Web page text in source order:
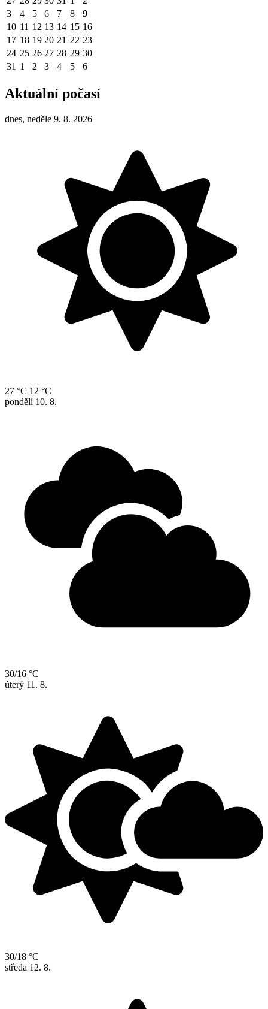
3
4 5 6 7 8
9
10 11 12 13 14 15 16
17 18 19 20 21 22 23
24 25 26 27 28 29 30
31 1 2 3 4 5 6
Aktuální počasí
dnes, neděle 9. 8. 2026
27 °C 12 °C
pondělí 10. 8.
30/16 °C
úterý 11. 8.
30/18 °C
středa 12. 8.